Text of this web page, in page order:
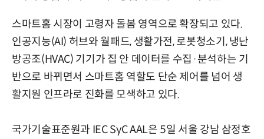
스마트홈 시장이 고령자 돌봄 영역으로 확장되고 있다.
인공지능(AI) 허브와 월패드, 생활가전, 로봇청소기, 냉난
방공조(HVAC) 기기가 집 안 데이터를 수집·분석하는 기
반으로 바뀌면서 스마트홈 역할도 단순 제어를 넘어 생
활지원 인프라로 진화를 모색하고 있다.
국가기술표준원과 IEC SyC AAL은 5일 서울 강남 삼정호